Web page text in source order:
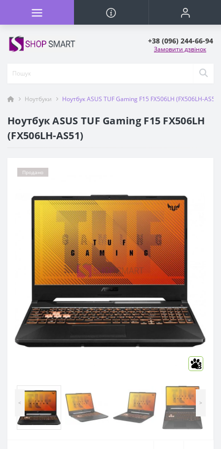
+38 (096) 244-66-94
Замовити дзвінок
Ноутбуки Ноутбук ASUS TUF Gaming F15 FX506LH (FX506LH-AS51)
Ноутбук ASUS TUF Gaming F15 FX506LH
(FX506LH-AS51)
Продано
3
< >